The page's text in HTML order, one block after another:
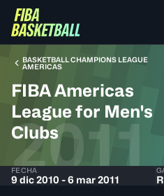
BASKETBALL CHAMPIONS LEAGUE
AMERICAS
FIBA Americas
League for Men's
Clubs
2011
FECHA
9 dic 2010 - 6 mar 2011